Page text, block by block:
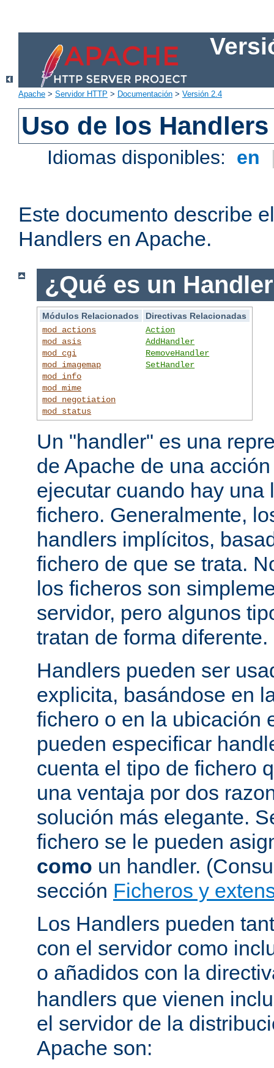
Apache > Servidor HTTP > Documentación > Versión 2.4
Uso de los
Idiomas disponibles: en
Este documento describe
Handlers en Apache.
¿Qué es un
Módulos Relacionados
Directivas Relacionadas
mod_actions
mod_asis
mod_cgi
mod_imagemap
mod_info
mod_mime
mod_negotiation
mod_status
Action
AddHandler
RemoveHandler
SetHandler
Un "handler" es una
de Apache de una
ejecutar cuando hay una
fichero. Generalmente,
handlers implícitos,
fichero de que se trata.
los ficheros son
servidor, pero algunos
tratan de forma diferente.
Handlers pueden ser
explicita, basándose en
fichero o en la ubicación
pueden especificar
cuenta el tipo de fichero
una ventaja por dos
solución más elegante.
fichero se le pueden
como un handler.
sección Ficheros y
Los Handlers pueden
con el servidor como
o añadidos con la
handlers que vienen
el servidor de la
Apache son: